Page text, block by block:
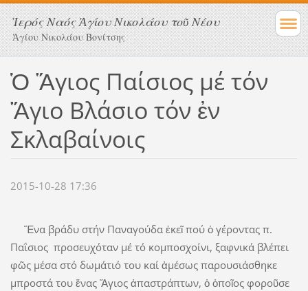
Ἱερός Ναός Ἁγίου Νικολάου τοῦ Νέου
Ἁγίου Νικολάου Βονίτσης
Ὁ Ἅγιος Παίσιος μέ τόν
Ἅγιο Βλάσιο τόν ἐν
Σκλαβαίνοις
2015-10-28 17:36
Ἕνα βράδυ στήν Παναγούδα ἐκεῖ πού ὁ γέροντας π.
Παΐσιος προσευχόταν μέ τό κομποσχοίνι, ξαφνικά βλέπει
φῶς μέσα στό δωμάτιό του καί ἀμέσως παρουσιάσθηκε
μπροστά του ἕνας Ἅγιος ἀπαστράπτων, ὁ ὁποῖος φοροῦσε